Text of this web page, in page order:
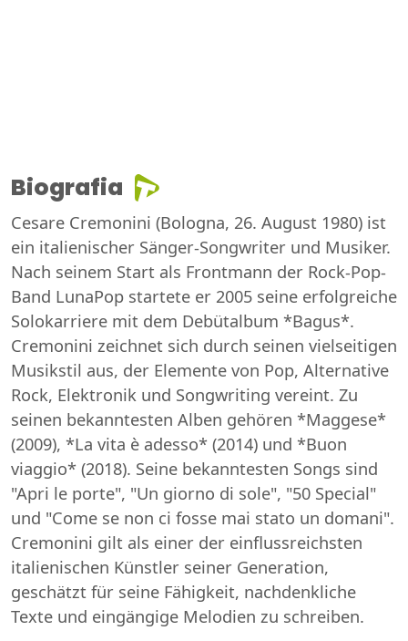
Biografia
Cesare Cremonini (Bologna, 26. August 1980) ist
ein italienischer Sänger-Songwriter und Musiker.
Nach seinem Start als Frontmann der Rock-Pop-
Band LunaPop startete er 2005 seine erfolgreiche
Solokarriere mit dem Debütalbum *Bagus*.
Cremonini zeichnet sich durch seinen vielseitigen
Musikstil aus, der Elemente von Pop, Alternative
Rock, Elektronik und Songwriting vereint. Zu
seinen bekanntesten Alben gehören *Maggese*
(2009), *La vita è adesso* (2014) und *Buon
viaggio* (2018). Seine bekanntesten Songs sind
"Apri le porte", "Un giorno di sole", "50 Special"
und "Come se non ci fosse mai stato un domani".
Cremonini gilt als einer der einflussreichsten
italienischen Künstler seiner Generation,
geschätzt für seine Fähigkeit, nachdenkliche
Texte und eingängige Melodien zu schreiben.